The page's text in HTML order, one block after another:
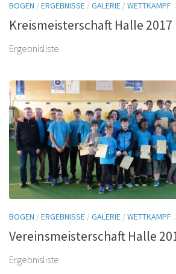
BOGEN /ERGEBNISSE /GALERIE /WETTKAMPF
Kreismeisterschaft Halle
Ergebnisliste
BOGEN /ERGEBNISSE /GALERIE /WETTKAMPF
Vereinsmeisterschaft Halle
Ergebnisliste